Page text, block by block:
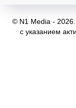
© N1 Media - 2026.
с указанием